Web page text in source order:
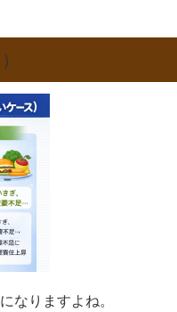
なりますよね。